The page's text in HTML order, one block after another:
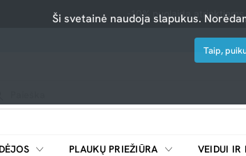
-10% nuolaida
PLAUKŲ PRIEŽIŪRA VEIDUI IR
Ši svetainė naudoja slapukus.
Taip,